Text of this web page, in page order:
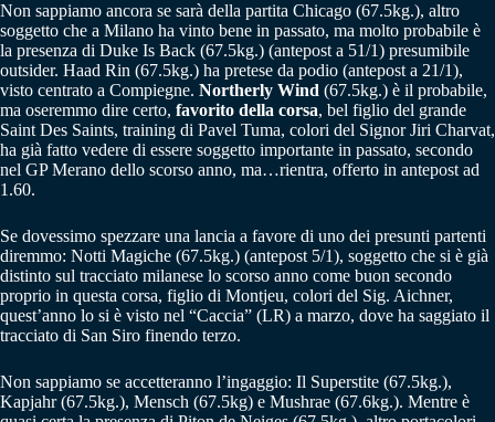
Non sappiamo ancora se sarà della partita Chicago (67.5kg.), altro
soggetto che a Milano ha vinto bene in passato, ma molto probabile è
la presenza di Duke Is Back (67.5kg.) (antepost a 51/1) presumibile
outsider. Haad Rin (67.5kg.) ha pretese da podio (antepost a 21/1),
visto centrato a Compiegne. Northerly Wind (67.5kg.) è il probabile,
ma oseremmo dire certo, favorito della corsa, bel figlio del grande
Saint Des Saints, training di Pavel Tuma, colori del Signor Jiri Charvat,
ha già fatto vedere di essere soggetto importante in passato, secondo
nel GP Merano dello scorso anno, ma…rientra, offerto in antepost ad
1.60.
Se dovessimo spezzare una lancia a favore di uno dei presunti partenti
diremmo: Notti Magiche (67.5kg.) (antepost 5/1), soggetto che si è già
distinto sul tracciato milanese lo scorso anno come buon secondo
proprio in questa corsa, figlio di Montjeu, colori del Sig. Aichner,
quest’anno lo si è visto nel “Caccia” (LR) a marzo, dove ha saggiato il
tracciato di San Siro finendo terzo.
Non sappiamo se accetteranno l’ingaggio: Il Superstite (67.5kg.),
Kapjahr (67.5kg.), Mensch (67.5kg) e Mushrae (67.6kg.). Mentre è